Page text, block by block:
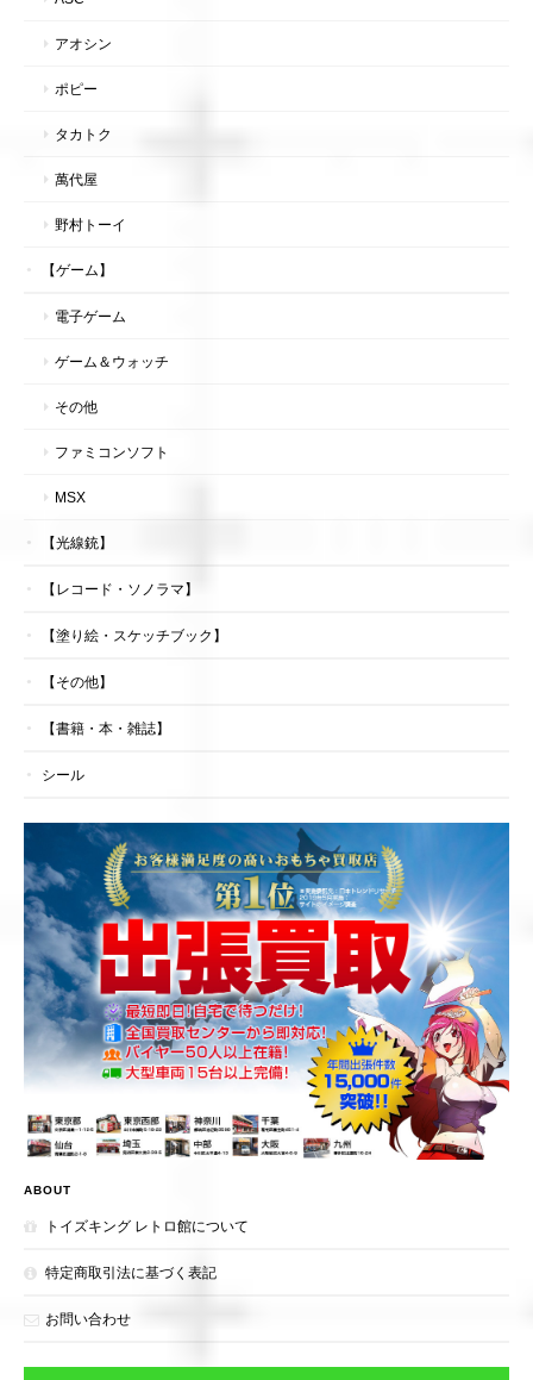
アオシン
ポピー
タカトク
萬代屋
野村トーイ
【ゲーム】
電子ゲーム
ゲーム＆ウォッチ
その他
ファミコンソフト
MSX
【光線銃】
【レコード・ソノラマ】
【塗り絵・スケッチブック】
【その他】
【書籍・本・雑誌】
シール
ABOUT
トイズキング レトロ館について
特定商取引法に基づく表記
お問い合わせ